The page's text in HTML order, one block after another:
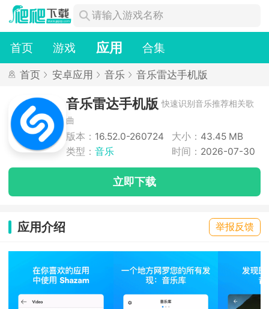
首页 游戏 应用 合集
首页 安卓应用 音乐 音乐雷达手机版
音乐雷达手机版 快速识别音乐推荐相关歌
曲
版本： 16.52.0-260724 大小： 43.45 MB
类型： 音乐 时间： 2026-07-30
立即下载
应用介绍 举报反馈